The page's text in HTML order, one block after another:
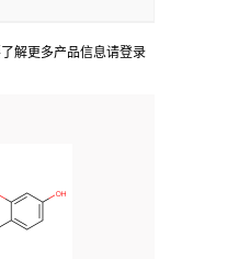
解更多产品信息请登录